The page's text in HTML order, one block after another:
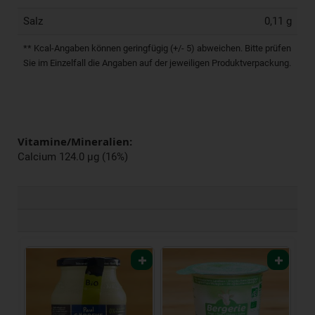
Salz 0,11 g
** Kcal-Angaben können geringfügig (+/- 5) abweichen. Bitte prüfen
Sie im Einzelfall die Angaben auf der jeweiligen Produktverpackung.
Vitamine/Mineralien:
Calcium 124.0 µg (16%)